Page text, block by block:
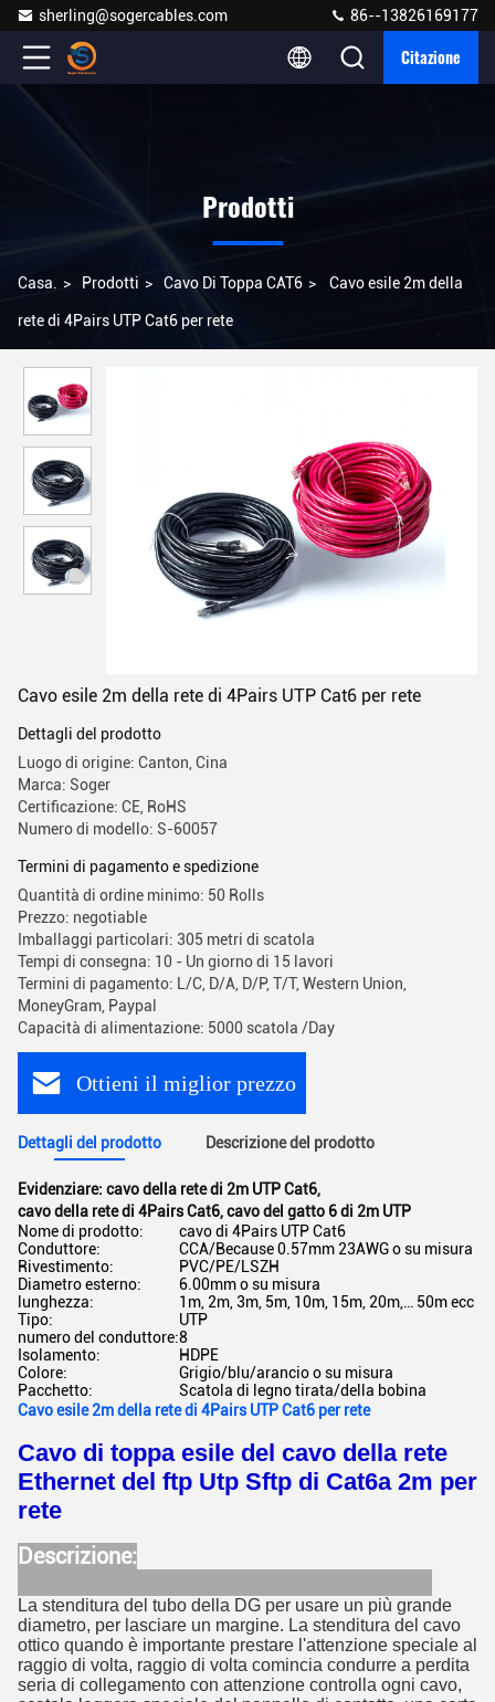
sherling@sogercables.com 86--13826169177
Citazione
Prodotti
Casa. > Prodotti > Cavo Di Toppa CAT6 > Cavo esile 2m della
rete di 4Pairs UTP Cat6 per rete
Cavo esile 2m della rete di 4Pairs UTP Cat6 per rete
Dettagli del prodotto
Luogo di origine: Canton, Cina
Marca: Soger
Certificazione: CE, RoHS
Numero di modello: S-60057
Termini di pagamento e spedizione
Quantità di ordine minimo: 50 Rolls
Prezzo: negotiable
Imballaggi particolari: 305 metri di scatola
Tempi di consegna: 10 - Un giorno di 15 lavori
Termini di pagamento: L/C, D/A, D/P, T/T, Western Union,
MoneyGram, Paypal
Capacità di alimentazione: 5000 scatola /Day
Ottieni il miglior prezzo
Dettagli del prodotto Descrizione del prodotto
Evidenziare: cavo della rete di 2m UTP Cat6,
cavo della rete di 4Pairs Cat6,cavo del gatto 6 di 2m UTP
Nome di prodotto:
cavo di 4Pairs UTP Cat6
Conduttore:
CCA/Because 0.57mm 23AWG o su misura
Rivestimento:
PVC/PE/LSZH
Diametro esterno:
6.00mm o su misura
lunghezza:
1m, 2m, 3m, 5m, 10m, 15m, 20m,… 50m ecc
Tipo:
UTP
numero del conduttore:8
Isolamento:
HDPE
Colore:
Grigio/blu/arancio o su misura
Pacchetto:
Scatola di legno tirata/della bobina
Cavo esile 2m della rete di 4Pairs UTP Cat6 per rete
Cavo di toppa esile del cavo della rete
Ethernet del ftp Utp Sftp di Cat6a 2m per
rete
Descrizione:
La stenditura del tubo della DG per usare un più grande
diametro, per lasciare un margine. La stenditura del cavo
ottico quando è importante prestare l'attenzione speciale al
raggio di volta, raggio di volta comincia condurre a perdita
seria di collegamento con attenzione controlla ogni cavo,